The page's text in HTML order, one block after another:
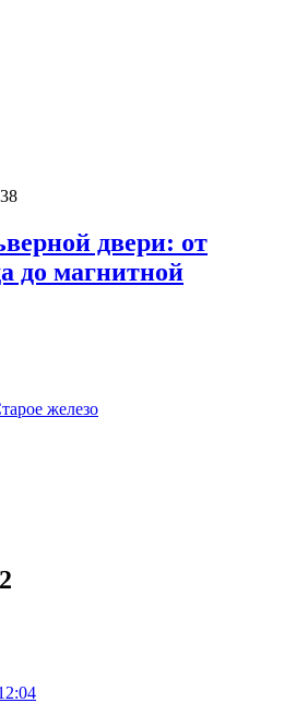
двери: от
до магнитной
железо